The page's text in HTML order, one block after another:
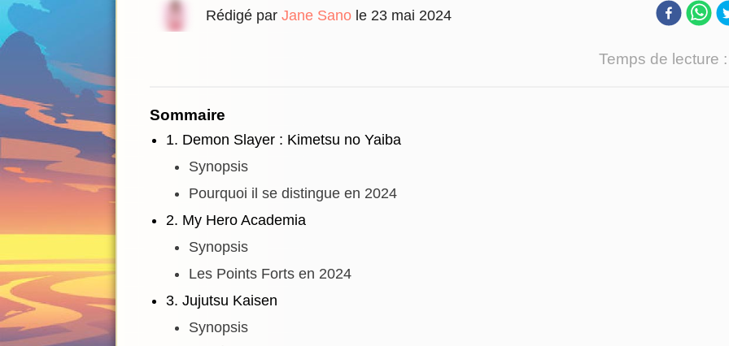
Rédigé par Jane Sano le 23 mai 2024
Temps de lecture
Sommaire
1. Demon Slayer : Kimetsu no Yaiba
Synopsis
Pourquoi il se distingue en 2024
2. My Hero Academia
Synopsis
Les Points Forts en 2024
3. Jujutsu Kaisen
Synopsis